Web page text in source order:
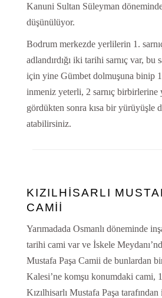
Kanuni Sultan Süleyman
düşünülüyor.
Bodrum merkezde yerlilerin 1.
adlandırdığı iki tarihi sarnıç var, bu
için yine Gümbet dolmuşuna binip
inmeniz yeterli, 2 sarnıç birbirlerine
gördükten sonra kısa bir yürüyüşle
atabilirsiniz.
KIZILHİSARLI
CAMİİ
Yarımadada Osmanlı döneminde
tarihi cami var ve İskele
Mustafa Paşa Camii de bunlardan
Kalesi’ne komşu konumdaki cami,
Kızılhisarlı Mustafa Paşa